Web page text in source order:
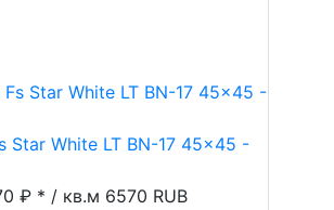
Star White LT BN-17 45x45 -
₽ * / кв.м 6570 RUB